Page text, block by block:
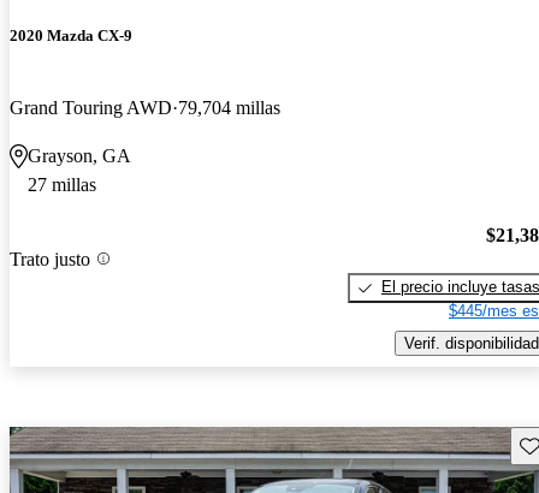
2020 Mazda CX-9
Grand Touring AWD 79,704 millas
Grayson, GA
27 millas
Trato justo
El precio incluye tasas
$445/mes
Verif. disponibilidad